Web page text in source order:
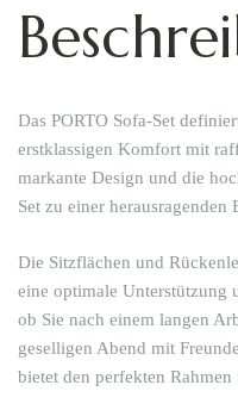
Das PORTO Sofa-Set
erstklassigen Komfort mit
markante Design und die
Set zu einer
Die Sitzflächen und
eine optimale Unterstützung
ob Sie nach einem langen
geselligen Abend mit
bietet den perfekten